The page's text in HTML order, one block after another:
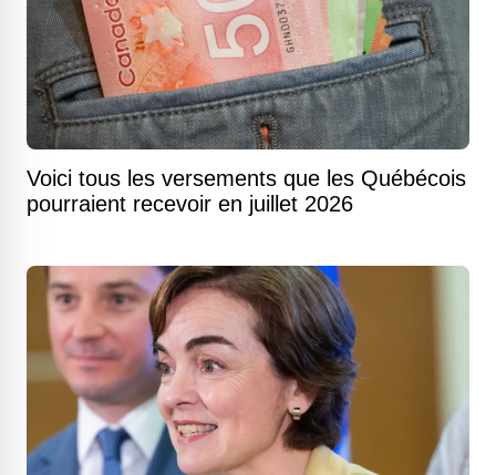
Voici tous les versements que les Québécois
pourraient recevoir en juillet 2026